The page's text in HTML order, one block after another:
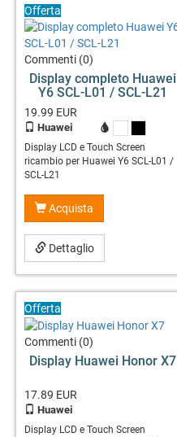
Offerta
Commenti (0)
Display completo Huawei
Y6 SCL-L01 / SCL-L21
19.99 EUR
Huawei
Display LCD e Touch Screen
ricambio per Huawei Y6 SCL-L01 /
SCL-L21
Acquista
Dettaglio
Offerta
Commenti (0)
Display Huawei Honor X7
17.89 EUR
Huawei
Display LCD e Touch Screen